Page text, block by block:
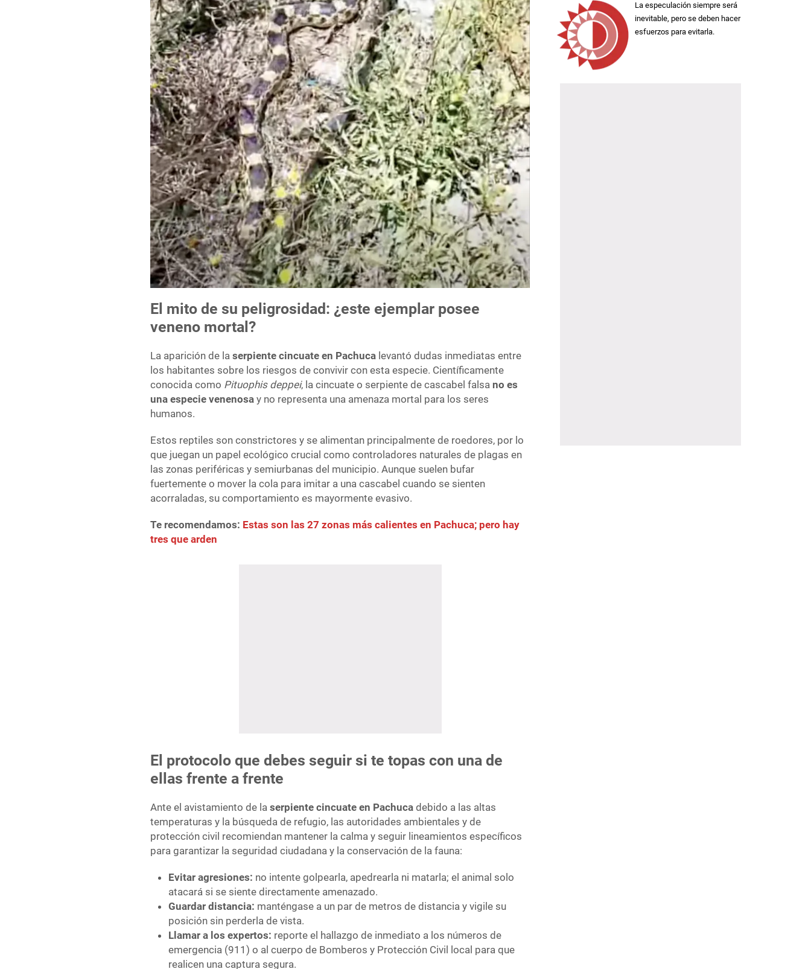
El mito de su peligrosidad: ¿este ejemplar posee
veneno mortal?
La aparición de laserpiente cincuate en Pachuca levantó dudas inmediatas entre
los habitantes sobre los riesgos de convivir con esta especie. Científicamente
conocida como Pituophis deppei, la cincuate o serpiente de cascabel falsa no es
una especie venenosa y no representa una amenaza mortal para los seres
humanos.
Estos reptiles son constrictores y se alimentan principalmente de roedores, por lo
que juegan un papel ecológico crucial como controladores naturales de plagas en
las zonas periféricas y semiurbanas del municipio. Aunque suelen bufar
fuertemente o mover la cola para imitar a una cascabel cuando se sienten
acorraladas, su comportamiento es mayormente evasivo.
Te recomendamos: Estas son las 27 zonas más calientes en Pachuca; pero hay
tres que arden
El protocolo que debes seguir si te topas con una de
ellas frente a frente
Ante el avistamiento de laserpiente cincuate en Pachuca debido a las altas
temperaturas y la búsqueda de refugio, las autoridades ambientales y de
protección civil recomiendan mantener la calma y seguir lineamientos específicos
para garantizar la seguridad ciudadana y la conservación de la fauna:
Evitar agresiones: no intente golpearla, apedrearla ni matarla; el animal solo
atacará si se siente directamente amenazado.
Guardar distancia: manténgase a un par de metros de distancia y vigile su
posición sin perderla de vista.
Llamar a los expertos: reporte el hallazgo de inmediato a los números de
emergencia (911) o al cuerpo de Bomberos y Protección Civil local para que
realicen una captura segura.
La especulación siempre será
inevitable, pero se deben hacer
esfuerzos para evitarla.